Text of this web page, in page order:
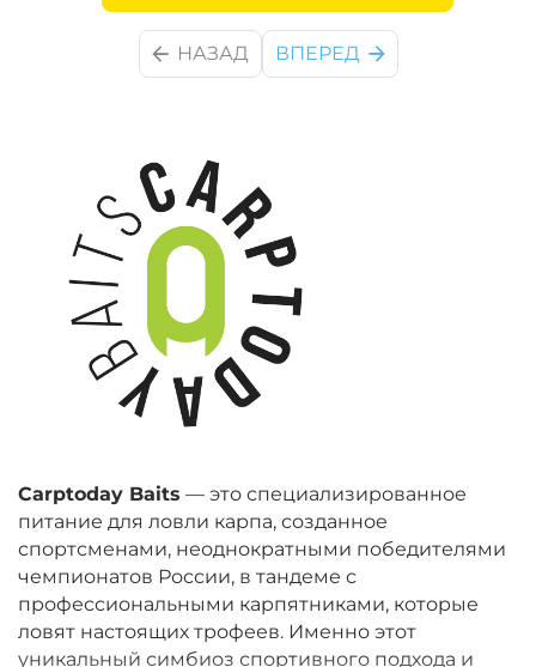
Carptoday Baits — это специализированное
питание для ловли карпа, созданное
спортсменами, неоднократными победителями
чемпионатов России, в тандеме с
профессиональными карпятниками, которые
ловят настоящих трофеев. Именно этот
уникальный симбиоз спортивного подхода и
НАЗАД ВПЕРЕД